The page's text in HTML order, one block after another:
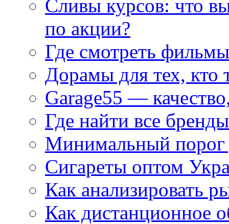
Сливы курсов: что
по акции?
Где смотреть
Дорамы для тех, кто
Garage55 —
Где найти все
Минимальный порог
Сигареты оптом
Как анализировать
Как дистанционное